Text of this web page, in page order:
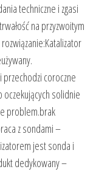
techniczne i zgasi
na przyzwoitym
przechodzi coroczne
solidnie
problem.brak
z sondami –
jest sonda i
dedykowany –